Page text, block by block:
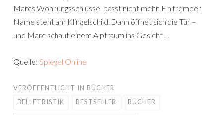
Marcs Wohnungsschlüssel passt nicht mehr. Ein fremder
Name steht am Klingelschild. Dann öffnet sich die Tür –
und Marc schaut einem Alptraum ins Gesicht …
Quelle: Spiegel Online
VERÖFFENTLICHT IN BÜCHER
BELLETRISTIK
BESTSELLER BÜCHER